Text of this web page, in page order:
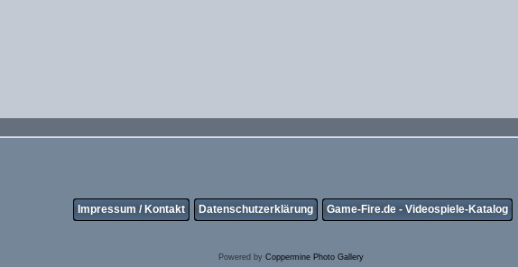
Impressum / Kontakt Datenschutzerklärung Game-Fire.de - Videospiele-Katalog
Powered by Coppermine Photo Gallery